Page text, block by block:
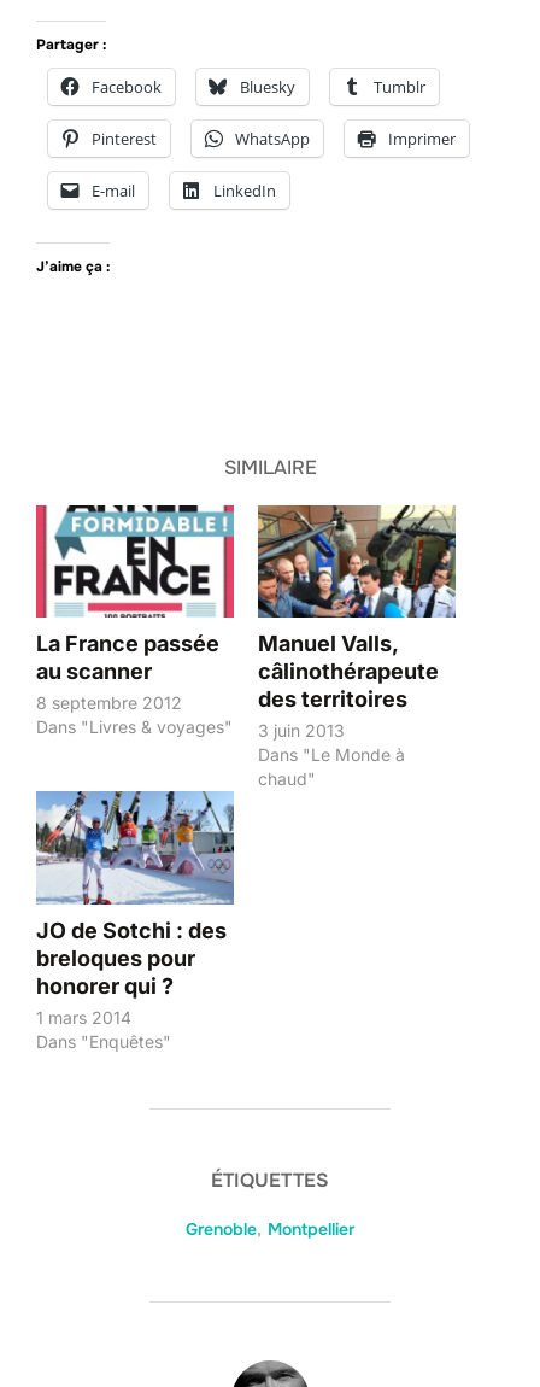
Partager :
Facebook Bluesky Tumblr
Pinterest WhatsApp Imprimer
E-mail LinkedIn
J’aime ça :
SIMILAIRE
La France passée
au scanner
8 septembre 2012
Dans "Livres & voyages"
Manuel Valls,
câlinothérapeute
des territoires
3 juin 2013
Dans "Le Monde à
chaud"
JO de Sotchi : des
breloques pour
honorer qui ?
1 mars 2014
Dans "Enquêtes"
ÉTIQUETTES
Grenoble, Montpellier
AUTEUR DE LA PUBLICATION